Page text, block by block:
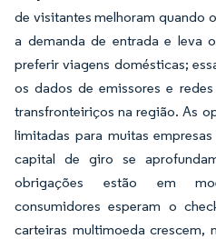
de visitantes melhoram quando
a demanda de entrada e leva
preferir viagens domésticas;
os dados de emissores e
transfronteiriços na região. As
limitadas para muitas
capital de giro se
obrigações estão em
consumidores esperam o
carteiras multimoeda crescem,